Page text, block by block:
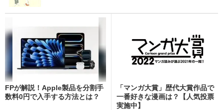
FPが解説！Apple製品を分割手
数料0円で入手する方法とは？
「マンガ大賞」歴代大賞作品で
一番好きな漫画は？【人気投票
実施中】